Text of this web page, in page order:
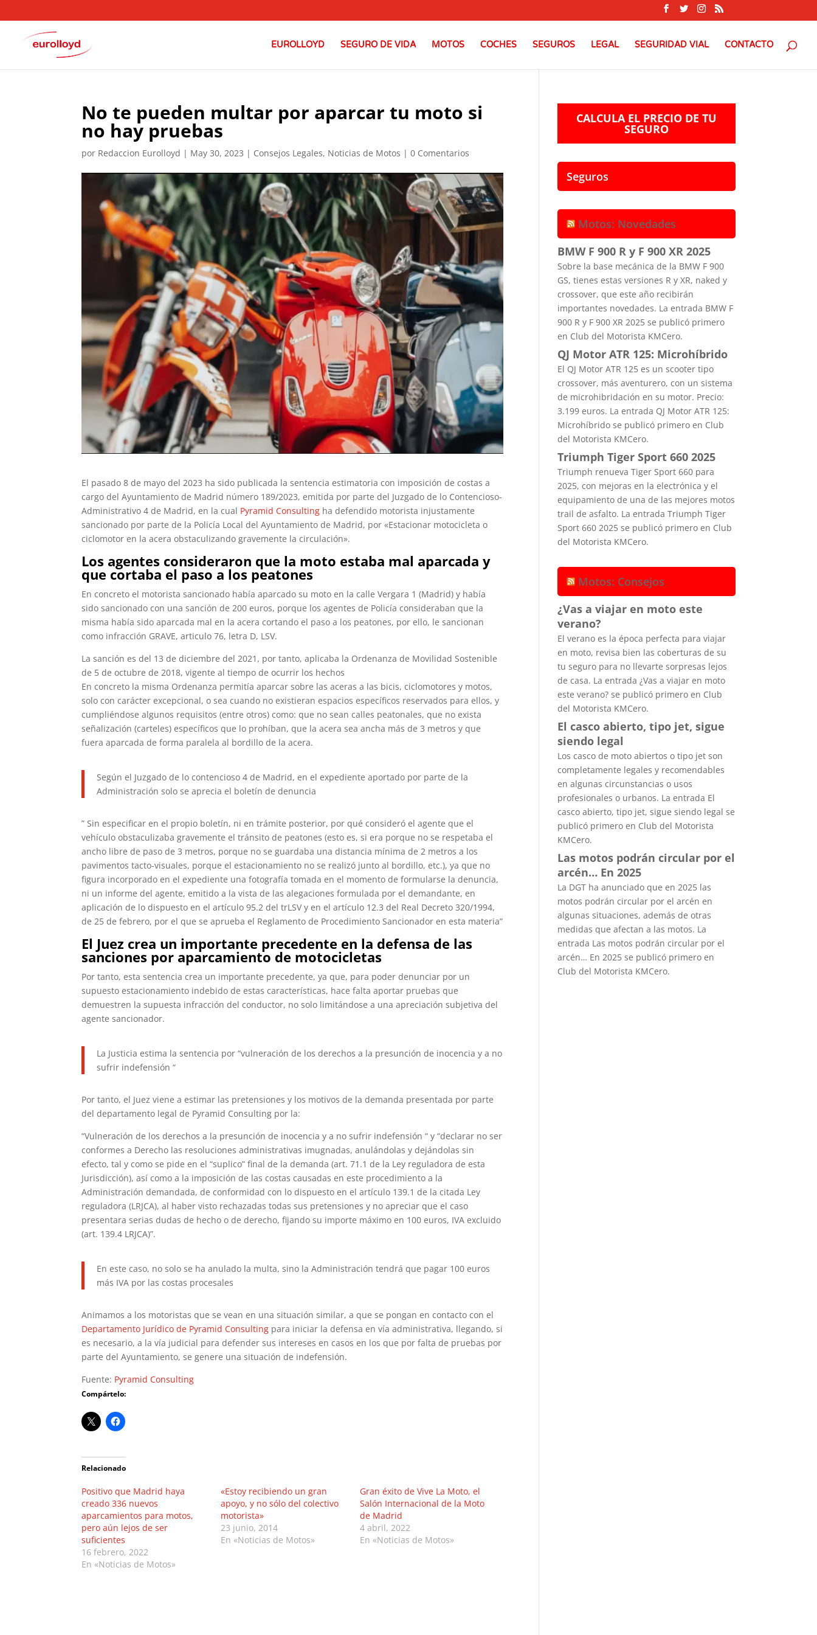
EUROLLOYD SEGURO DE VIDA MOTOS COCHES SEGUROS LEGAL SEGURIDAD VIAL CONTACTO
No te pueden multar por aparcar tu moto si
no hay pruebas
por Redaccion Eurolloyd | May 30, 2023 | Consejos Legales, Noticias de Motos |0 Comentarios
El pasado 8 de mayo del 2023 ha sido publicada la sentencia estimatoria con imposición de costas a
cargo del Ayuntamiento de Madrid número 189/2023, emitida por parte del Juzgado de lo Contencioso-
Administrativo 4 de Madrid, en la cual Pyramid Consulting ha defendido motorista injustamente
sancionado por parte de la Policía Local del Ayuntamiento de Madrid, por «Estacionar motocicleta o
ciclomotor en la acera obstaculizando gravemente la circulación».
Los agentes consideraron que la moto estaba mal aparcada y
que cortaba el paso a los peatones
En concreto el motorista sancionado había aparcado su moto en la calle Vergara 1 (Madrid) y había
sido sancionado con una sanción de 200 euros, porque los agentes de Policía consideraban que la
misma había sido aparcada mal en la acera cortando el paso a los peatones, por ello, le sancionan
como infracción GRAVE, articulo 76, letra D, LSV.
La sanción es del 13 de diciembre del 2021, por tanto, aplicaba la Ordenanza de Movilidad Sostenible
de 5 de octubre de 2018, vigente al tiempo de ocurrir los hechos
En concreto la misma Ordenanza permitía aparcar sobre las aceras a las bicis, ciclomotores y motos,
solo con carácter excepcional, o sea cuando no existieran espacios específicos reservados para ellos, y
cumpliéndose algunos requisitos (entre otros) como: que no sean calles peatonales, que no exista
señalización (carteles) específicos que lo prohíban, que la acera sea ancha más de 3 metros y que
fuera aparcada de forma paralela al bordillo de la acera.
Según el Juzgado de lo contencioso 4 de Madrid, en el expediente aportado por parte de la
Administración solo se aprecia el boletín de denuncia
” Sin especificar en el propio boletín, ni en trámite posterior, por qué consideró el agente que el
vehículo obstaculizaba gravemente el tránsito de peatones (esto es, si era porque no se respetaba el
ancho libre de paso de 3 metros, porque no se guardaba una distancia mínima de 2 metros a los
pavimentos tacto-visuales, porque el estacionamiento no se realizó junto al bordillo, etc.), ya que no
figura incorporado en el expediente una fotografía tomada en el momento de formularse la denuncia,
ni un informe del agente, emitido a la vista de las alegaciones formulada por el demandante, en
aplicación de lo dispuesto en el artículo 95.2 del trLSV y en el artículo 12.3 del Real Decreto 320/1994,
de 25 de febrero, por el que se aprueba el Reglamento de Procedimiento Sancionador en esta materia”
El Juez crea un importante precedente en la defensa de las
sanciones por aparcamiento de motocicletas
Por tanto, esta sentencia crea un importante precedente, ya que, para poder denunciar por un
supuesto estacionamiento indebido de estas características, hace falta aportar pruebas que
demuestren la supuesta infracción del conductor, no solo limitándose a una apreciación subjetiva del
agente sancionador.
La Justicia estima la sentencia por “vulneración de los derechos a la presunción de inocencia y a no
sufrir indefensión “
Por tanto, el Juez viene a estimar las pretensiones y los motivos de la demanda presentada por parte
del departamento legal de Pyramid Consulting por la:
“Vulneración de los derechos a la presunción de inocencia y a no sufrir indefensión “ y “declarar no ser
conformes a Derecho las resoluciones administrativas imugnadas, anulándolas y dejándolas sin
efecto, tal y como se pide en el “suplico” final de la demanda (art. 71.1 de la Ley reguladora de esta
Jurisdicción), así como a la imposición de las costas causadas en este procedimiento a la
Administración demandada, de conformidad con lo dispuesto en el artículo 139.1 de la citada Ley
reguladora (LRJCA), al haber visto rechazadas todas sus pretensiones y no apreciar que el caso
presentara serias dudas de hecho o de derecho, fijando su importe máximo en 100 euros, IVA excluido
(art. 139.4 LRJCA)”.
En este caso, no solo se ha anulado la multa, sino la Administración tendrá que pagar 100 euros
más IVA por las costas procesales
Animamos a los motoristas que se vean en una situación similar, a que se pongan en contacto con el
Departamento Jurídico de Pyramid Consulting para iniciar la defensa en vía administrativa, llegando, si
es necesario, a la vía judicial para defender sus intereses en casos en los que por falta de pruebas por
parte del Ayuntamiento, se genere una situación de indefensión.
Fuente: Pyramid Consulting
Compártelo:
Relacionado
Positivo que Madrid haya
creado 336 nuevos
aparcamientos para motos,
pero aún lejos de ser
suficientes
16 febrero, 2022
En «Noticias de Motos»
«Estoy recibiendo un gran
apoyo, y no sólo del colectivo
motorista»
23 junio, 2014
En «Noticias de Motos»
Gran éxito de Vive La Moto, el
Salón Internacional de la Moto
de Madrid
4 abril, 2022
En «Noticias de Motos»
CALCULA EL PRECIO DE TU
SEGURO
Seguros
Motos: Novedades
BMW F 900 R y F 900 XR 2025
Sobre la base mecánica de la BMW F 900
GS, tienes estas versiones R y XR, naked y
crossover, que este año recibirán
importantes novedades. La entrada BMW F
900 R y F 900 XR 2025 se publicó primero
en Club del Motorista KMCero.
QJ Motor ATR 125: Microhíbrido
El QJ Motor ATR 125 es un scooter tipo
crossover, más aventurero, con un sistema
de microhibridación en su motor. Precio:
3.199 euros. La entrada QJ Motor ATR 125:
Microhíbrido se publicó primero en Club
del Motorista KMCero.
Triumph Tiger Sport 660 2025
Triumph renueva Tiger Sport 660 para
2025, con mejoras en la electrónica y el
equipamiento de una de las mejores motos
trail de asfalto. La entrada Triumph Tiger
Sport 660 2025 se publicó primero en Club
del Motorista KMCero.
Motos: Consejos
¿Vas a viajar en moto este
verano?
El verano es la época perfecta para viajar
en moto, revisa bien las coberturas de su
tu seguro para no llevarte sorpresas lejos
de casa. La entrada ¿Vas a viajar en moto
este verano? se publicó primero en Club
del Motorista KMCero.
El casco abierto, tipo jet, sigue
siendo legal
Los casco de moto abiertos o tipo jet son
completamente legales y recomendables
en algunas circunstancias o usos
profesionales o urbanos. La entrada El
casco abierto, tipo jet, sigue siendo legal se
publicó primero en Club del Motorista
KMCero.
Las motos podrán circular por el
arcén… En 2025
La DGT ha anunciado que en 2025 las
motos podrán circular por el arcén en
algunas situaciones, además de otras
medidas que afectan a las motos. La
entrada Las motos podrán circular por el
arcén… En 2025 se publicó primero en
Club del Motorista KMCero.